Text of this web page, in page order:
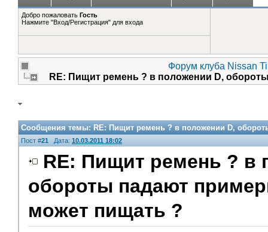
Добро пожаловать Гость
Нажмите "Вход/Регистрация" для входа
Форум клуба Nissan
RE: Пищит ремень ? в положении D,
Сообщения темы:RE: Пищит ремень ? в положении D,
Пост #21 Дата: 10.03.2011 18:02
RE: Пищит ремень ? в
обороты падают
может пищать ?